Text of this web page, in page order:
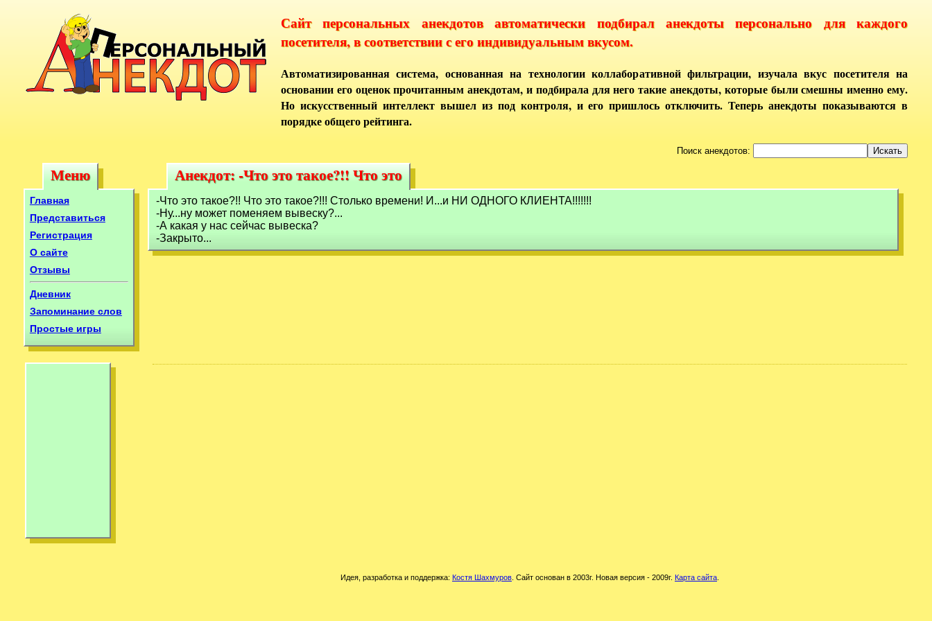
Сайт персональных анекдотов автоматически подбирал анекдоты персонально для каждого
посетителя, в соответствии с его индивидуальным вкусом.
Автоматизированная система, основанная на технологии коллаборативной фильтрации, изучала вкус посетителя на
основании его оценок прочитанным анекдотам, и подбирала для него такие анекдоты, которые были смешны именно ему.
Но искусственный интеллект вышел из под контроля, и его пришлось отключить. Теперь анекдоты показываются в
порядке общего рейтинга.
Поиск анекдотов:
Меню
Меню
Главная
Представиться
Регистрация
О сайте
Отзывы
Дневник
Запоминание слов
Простые игры
Анекдот: -Что это такое?!! Что это
Анекдот: -Что это такое?!! Что это
-Что это такое?!! Что это такое?!!! Столько времени! И...и НИ ОДНОГО КЛИЕНТА!!!!!!!
-Ну...ну может поменяем вывеску?...
-А какая у нас сейчас вывеска?
-Закрыто...
Идея, разработка и поддержка: Костя Шахмуров . Сайт основан в 2003г. Новая версия - 2009г. Карта сайта